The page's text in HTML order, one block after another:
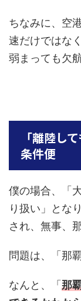
ちなみに、空
速だけではな
弱まっても欠
「離陸し
条件便
僕の場合、「
り扱い」とな
され、無事、
問題は、「那
なんと、「那